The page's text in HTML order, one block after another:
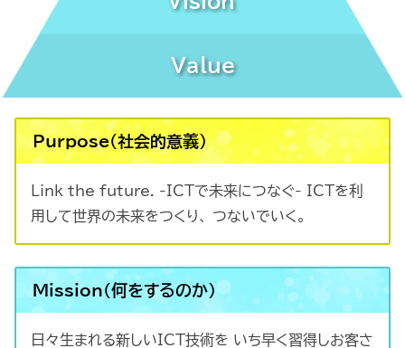
Value
Purpose(社会的意義)
Link the future. -ICTで未来につなぐ- ICTを利
用して世界の未来をつくり、 つないでいく。
Mission(何をするのか)
日々生まれる新しいICT技術を いち早く習得しお客さ